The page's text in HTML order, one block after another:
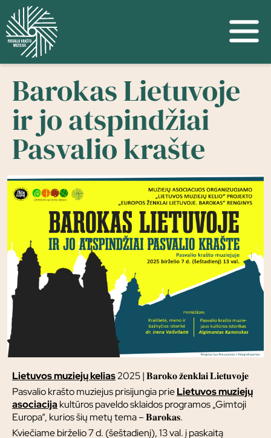
Barokas Lietuvoje
ir jo atspindžiai
Pasvalio krašte
Lietuvos muziejų kelias2025 | 𝐁𝐚𝐫𝐨𝐤𝐨 𝐳̌𝐞𝐧𝐤𝐥𝐚𝐢 𝐋𝐢𝐞𝐭𝐮𝐯𝐨𝐣𝐞
Pasvalio krašto muziejus prisijungia prieLietuvos muziejų
asociacija kultūros paveldo sklaidos programos „Gimtoji
Europa“, kurios šių metų tema – 𝐁𝐚𝐫𝐨𝐤𝐚𝐬.
Kviečiame birželio 7 d. (šeštadienį), 13 val. į paskaitą